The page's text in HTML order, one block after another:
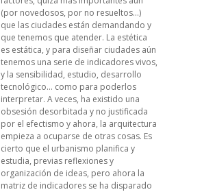
(por novedosos, por no resueltos…)
que las ciudades están demandando y
que tenemos que atender. La estética
es estática, y para diseñar ciudades aún
tenemos una serie de indicadores vivos,
y la sensibilidad, estudio, desarrollo
tecnológico… como para poderlos
interpretar. A veces, ha existido una
obsesión desorbitada y no justificada
por el efectismo y ahora, la arquitectura
empieza a ocuparse de otras cosas. Es
cierto que el urbanismo planifica y
estudia, previas reflexiones y
organización de ideas, pero ahora la
matriz de indicadores se ha disparado